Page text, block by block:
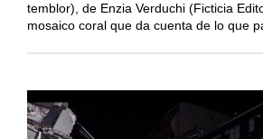
temblor), de Enzia Verduchi (Ficticia
mosaico coral que da cuenta de lo que